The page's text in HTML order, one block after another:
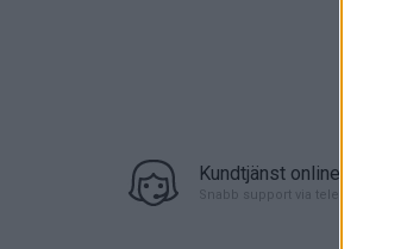
Kundtjänst online
Snabb support via telefon eller